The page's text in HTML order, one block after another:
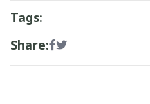
Tags:
Share: